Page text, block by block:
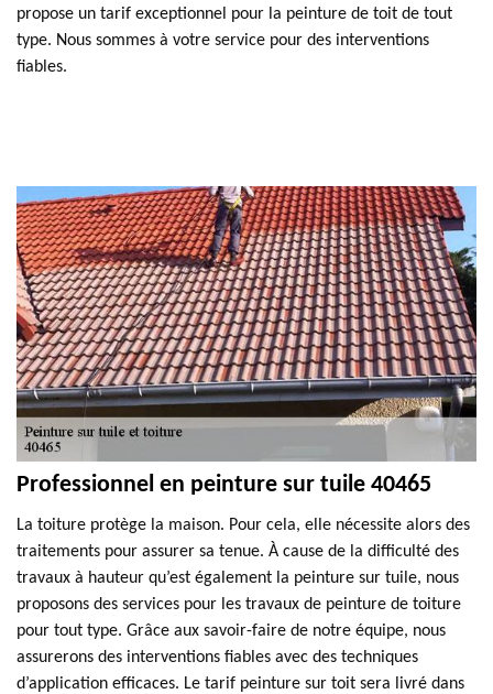
propose un tarif exceptionnel pour la peinture de toit de tout
type. Nous sommes à votre service pour des interventions
fiables.
Professionnel en peinture sur tuile 40465
La toiture protège la maison. Pour cela, elle nécessite alors des
traitements pour assurer sa tenue. À cause de la difficulté des
travaux à hauteur qu’est également la peinture sur tuile, nous
proposons des services pour les travaux de peinture de toiture
pour tout type. Grâce aux savoir-faire de notre équipe, nous
assurerons des interventions fiables avec des techniques
d’application efficaces. Le tarif peinture sur toit sera livré dans